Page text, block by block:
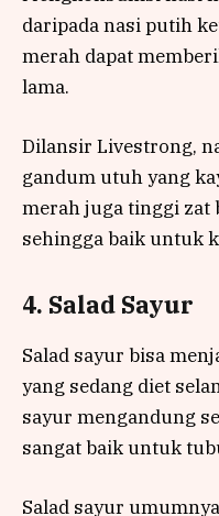
daripada nasi putih
merah dapat
lama.
Dilansir Livestrong,
gandum utuh yang
merah juga tinggi zat
sehingga baik untuk
4. Salad Sayur
Salad sayur bisa
yang sedang diet
sayur mengandung
sangat baik untuk
Salad sayur